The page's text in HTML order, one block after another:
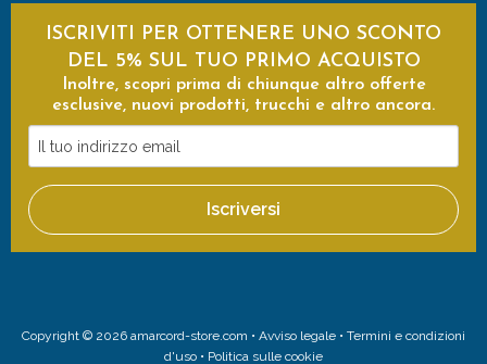
ISCRIVITI PER OTTENERE UNO SCONTO
DEL 5% SUL TUO PRIMO ACQUISTO
Inoltre, scopri prima di chiunque altro offerte
esclusive, nuovi prodotti, trucchi e altro ancora.
tuo
indirizzo
email
Iscriversi
Copyright © 2026 amarcord-store.com • Avviso legale • Termini e condizioni
d'uso • Politica sulle cookie